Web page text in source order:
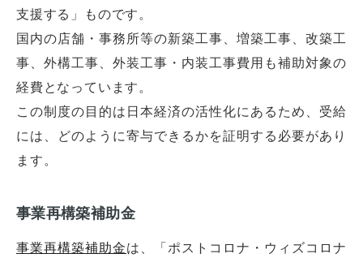
支援する」ものです。
国内の店舗・事務所等の新築工事、増築工事、改築工
事、外構工事、外装工事・内装工事費用も補助対象の
経費となっています。
この制度の目的は日本経済の活性化にあるため、受給
には、どのように寄与できるかを証明する必要があり
ます。
事業再構築補助金
事業再構築補助金は、「ポストコロナ・ウィズコロナ